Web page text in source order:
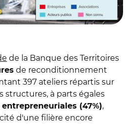
de la Banque des Territoires
de reconditionnement
397 ateliers répartis sur
structures, à parts égales
(47%),
d'une filière encore